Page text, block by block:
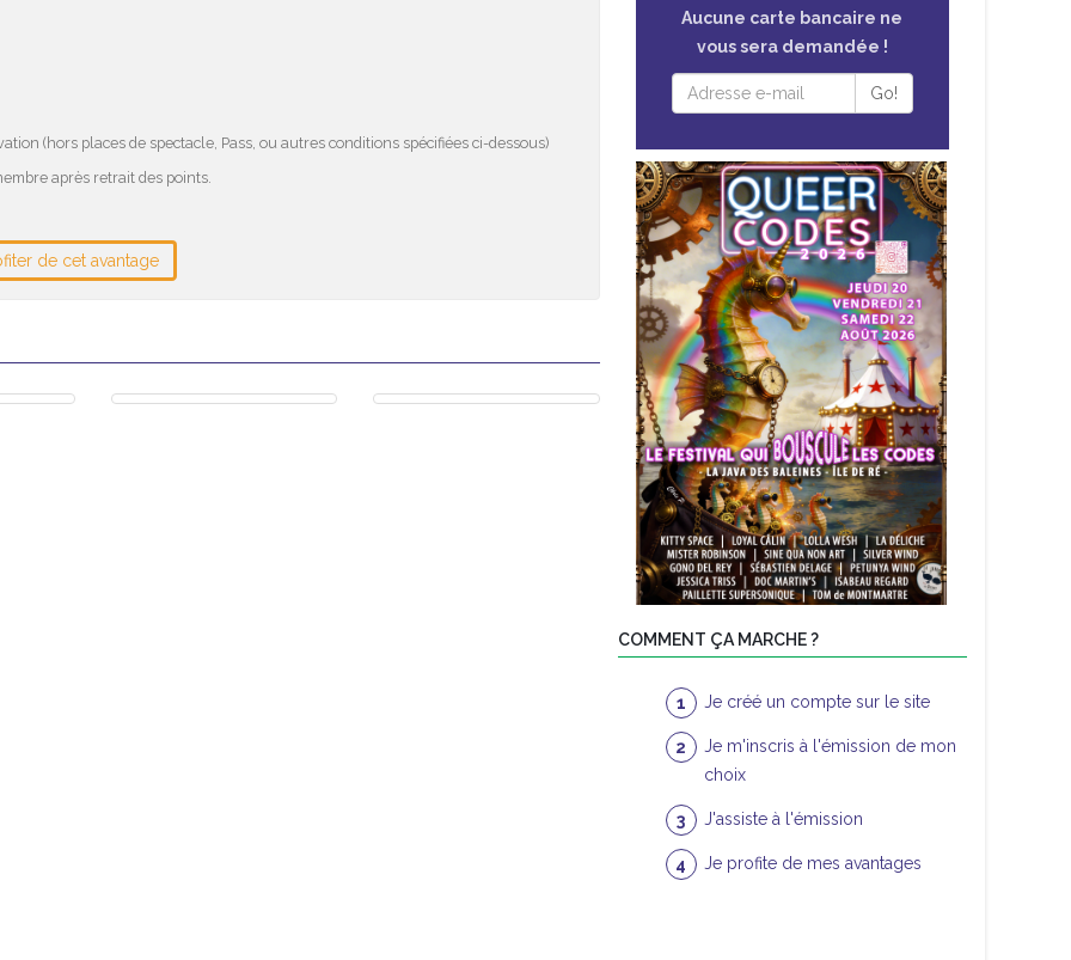
(hors places de spectacle, Pass, ou autres conditions spécifiées ci-dessous)
après retrait des points.
de cet avantage
Aucune carte bancaire ne
vous sera demandée !
Go!
COMMENT ÇA MARCHE ?
Je créé un compte sur le site
Je m'inscris à l'émission de mon
choix
J'assiste à l'émission
Je profite de mes avantages